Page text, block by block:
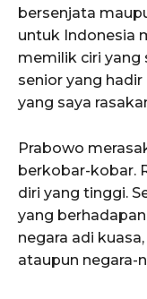
bersenjata
untuk Indonesia
memilik ciri yang
senior yang
yang saya
Prabowo
berkobar-kobar.
diri yang tinggi.
yang
negara adi
ataupun negara-